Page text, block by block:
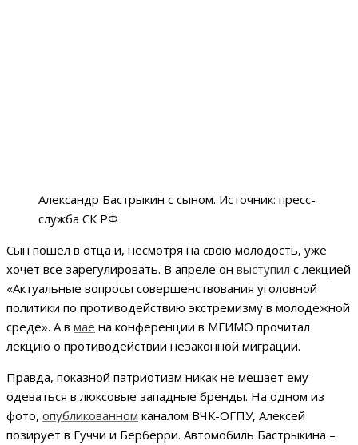
Александр Бастрыкин с сыном. Источник: пресс-
служба СК РФ
Сын пошел в отца и, несмотря на свою молодость, уже
хочет все зарегулировать. В апреле он выступил с лекцией
«Актуальные вопросы совершенствования уголовной
политики по противодействию экстремизму в молодежной
среде». А в мае на конференции в МГИМО прочитал
лекцию о противодействии незаконной миграции.
Правда, показной патриотизм никак не мешает ему
одеваться в люксовые западные бренды. На одном из
фото, опубликованном каналом ВЧК-ОГПУ, Алексей
позирует в Гуччи и Берберри. Автомобиль Бастрыкина –